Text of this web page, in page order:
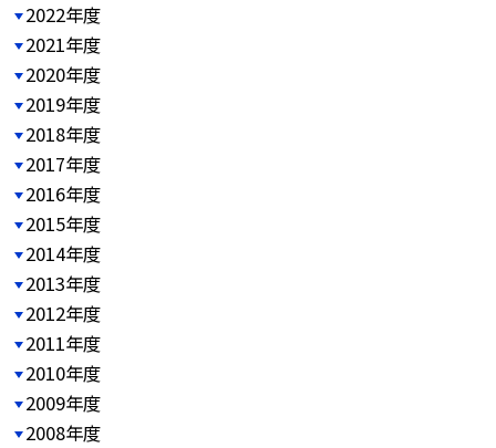
2022年度
2021年度
2020年度
2019年度
2018年度
2017年度
2016年度
2015年度
2014年度
2013年度
2012年度
2011年度
2010年度
2009年度
2008年度